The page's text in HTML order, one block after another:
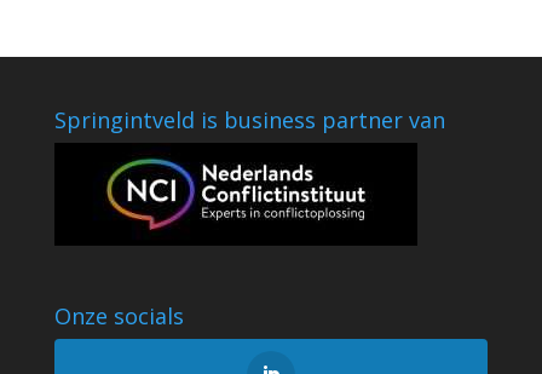
Springintveld is business partner van
Onze socials